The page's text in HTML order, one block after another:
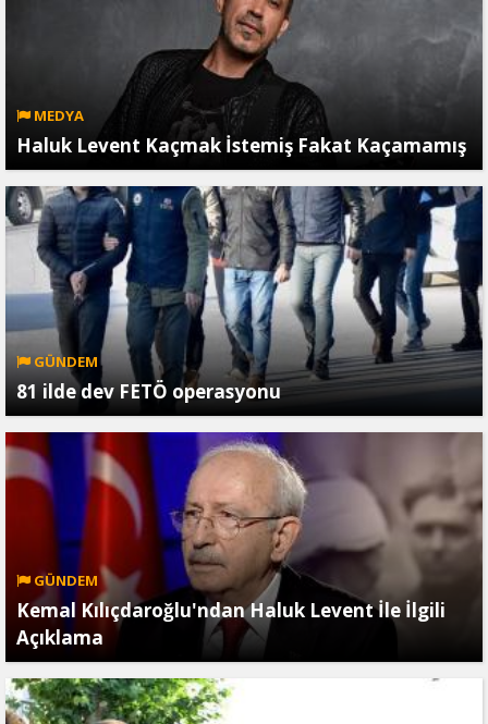
MEDYA
Haluk Levent Kaçmak İstemiş Fakat Kaçamamış
GÜNDEM
81 ilde dev FETÖ operasyonu
GÜNDEM
Kemal Kılıçdaroğlu'ndan Haluk Levent İle İlgili
Açıklama